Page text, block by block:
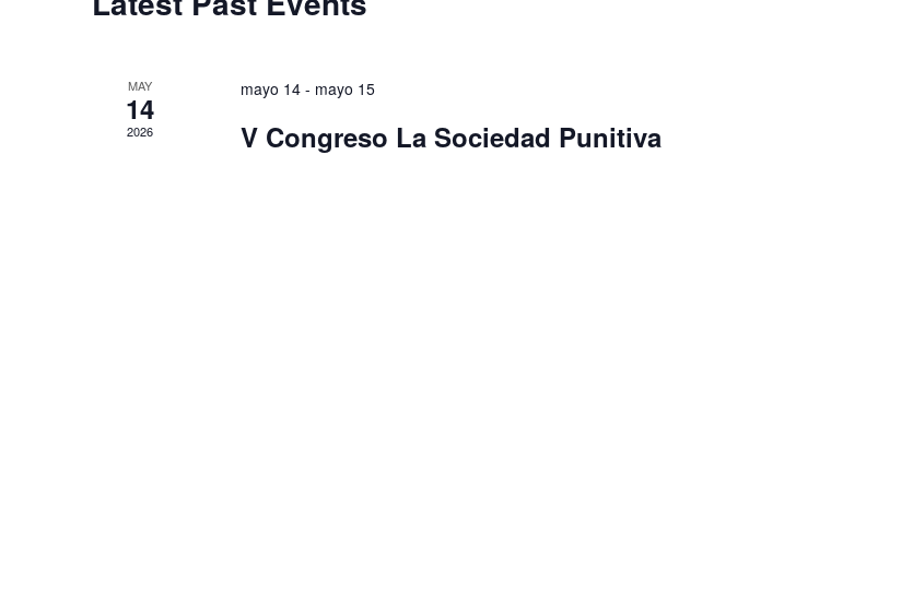
MAY
14
2026
mayo 14- mayo 15
V Congreso La Sociedad Punitiva